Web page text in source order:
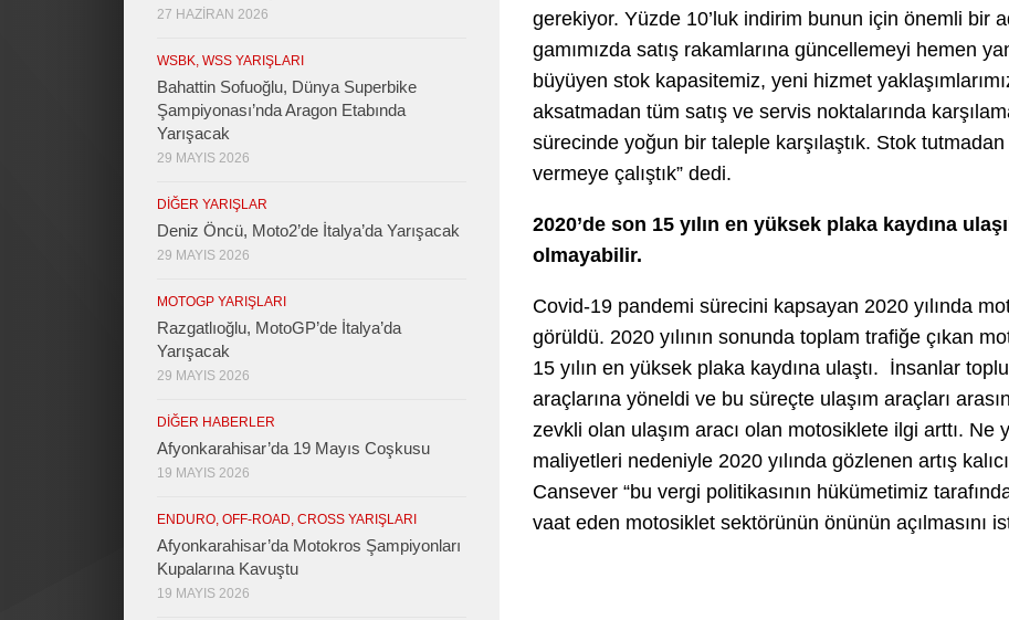
gerekiyor. Yüzde 10’luk indirim bunun için önemli bir
gamımızda satış rakamlarına güncellemeyi hemen
büyüyen stok kapasitemiz, yeni hizmet
aksatmadan tüm satış ve servis noktalarında
sürecinde yoğun bir taleple karşılaştık. Stok
vermeye çalıştık” dedi.
2020’de son 15 yılın en yüksek plaka kaydına
olmayabilir.
Covid-19 pandemi sürecini kapsayan 2020 yılında
görüldü. 2020 yılının sonunda toplam trafiğe çıkan
15 yılın en yüksek plaka kaydına ulaştı. İnsanlar
araçlarına yöneldi ve bu süreçte ulaşım araçları
zevkli olan ulaşım aracı olan motosiklete ilgi arttı. Ne
maliyetleri nedeniyle 2020 yılında gözlenen artış
Cansever “bu vergi politikasının hükümetimiz
vaat eden motosiklet sektörünün önünün açılmasını
27 HAZIRAN 2026
WSBK, WSS YARIŞLARI
Bahattin Sofuoğlu, Dünya Superbike
Şampiyonası’nda Aragon Etabında
Yarışacak
29 MAYIS 2026
DIĞER YARIŞLAR
Deniz Öncü, Moto2’de İtalya’da Yarışacak
29 MAYIS 2026
MOTOGP YARIŞLARI
Razgatlıoğlu, MotoGP’de İtalya’da
Yarışacak
29 MAYIS 2026
DIĞER HABERLER
Afyonkarahisar’da 19 Mayıs Coşkusu
19 MAYIS 2026
ENDURO, OFF-ROAD, CROSS YARIŞLARI
Afyonkarahisar’da Motokros Şampiyonları
Kupalarına Kavuştu
19 MAYIS 2026